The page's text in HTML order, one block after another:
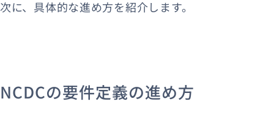
次に、具体的な進め方を紹介します。
NCDCの要件定義の進め方